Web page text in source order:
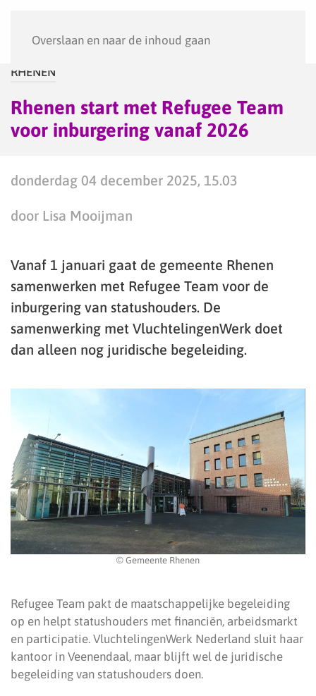
Overslaan en naar de inhoud gaan
RHENEN
Rhenen start met Refugee Team
voor inburgering vanaf 2026
donderdag 04 december 2025, 15.03
door Lisa Mooijman
Vanaf 1 januari gaat de gemeente Rhenen
samenwerken met Refugee Team voor de
inburgering van statushouders. De
samenwerking met VluchtelingenWerk doet
dan alleen nog juridische begeleiding.
© Gemeente Rhenen
Refugee Team pakt de maatschappelijke begeleiding
op en helpt statushouders met financiën, arbeidsmarkt
en participatie. VluchtelingenWerk Nederland sluit haar
kantoor in Veenendaal, maar blijft wel de juridische
begeleiding van statushouders doen.